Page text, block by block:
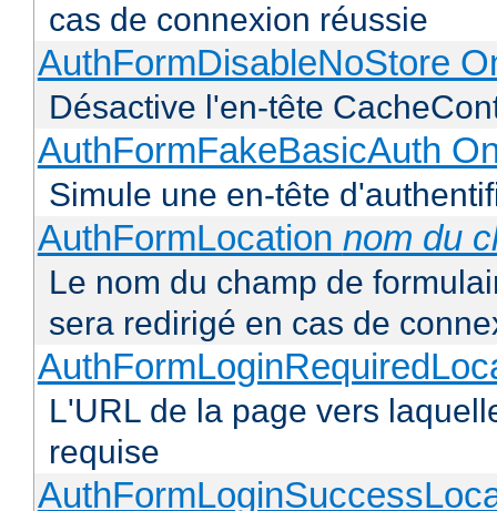
cas de connexion réussie
AuthFormDisableNoStore
Désactive l'en-tête
AuthFormFakeBasicAuth
Simule une en-tête
AuthFormLocation nom du
Le nom du champ de
sera redirigé en cas de
L'URL de la page vers
requise